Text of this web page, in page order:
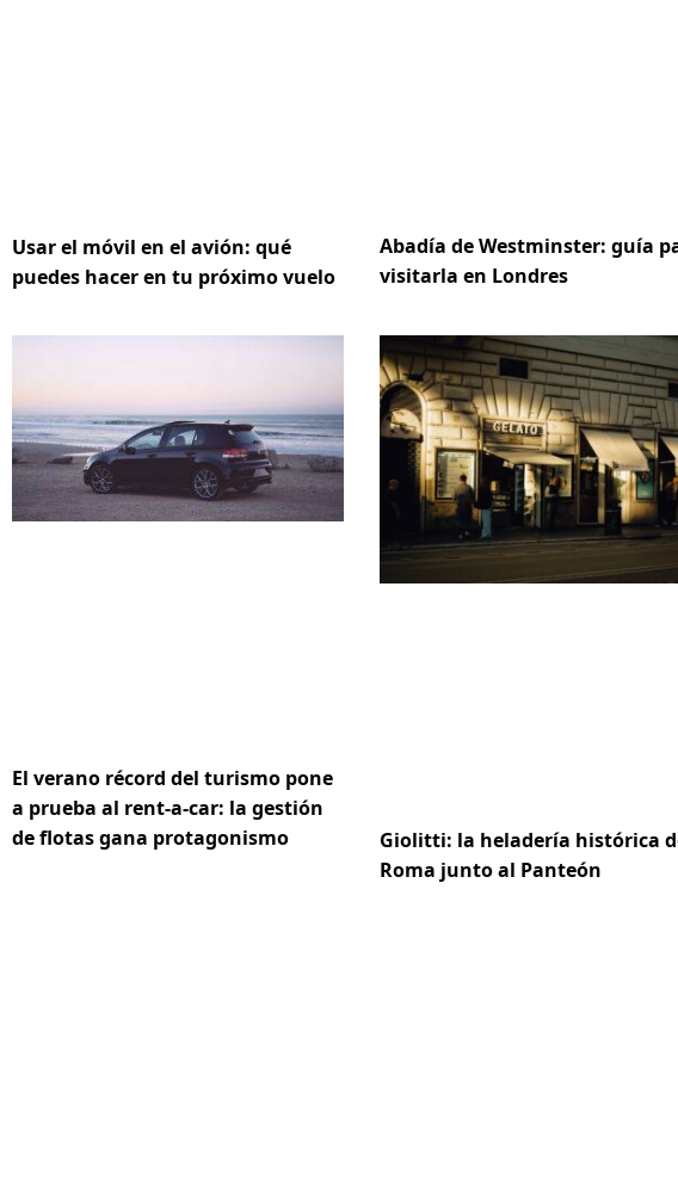
Usar el móvil en el avión: qué
puedes hacer en tu próximo vuelo
Abadía de Westminster: guía
visitarla en Londres
El verano récord del turismo pone
a prueba al rent-a-car: la gestión
de flotas gana protagonismo
Giolitti: la heladería histórica
Roma junto al Panteón